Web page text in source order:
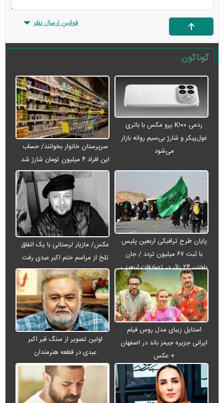
قوانین ارسال نظر
گوناگون
ردمی K۱۰۰ پرو مکس با باتری
غول‌پیکر و شارژ بی‌سیم روانه بازار
می‌شود
سرپرستان خانوار بخوانند/ حساب
این افراد ۴ میلیون تومان شارژ شد
پایان طرح ترافیکی اربعین پلیس
با ثبت ۶۷ میلیون تردد / جان
باختن ۲۴ زائر در تصادفات اربعینی
عکس/ مازیار لرستانی با یک اتفاق
تلخ از مراسم ختم اکبر عبدی رفت
استایل زیبای مدل روس فیلم
ایرانی جزیره جیمز باند در اصفهان
+ عکس
اولین تصویر از سنگ قبر اکبر
عبدی در قطعه هنرمندان